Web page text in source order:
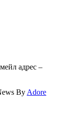
адрес –
By Adore